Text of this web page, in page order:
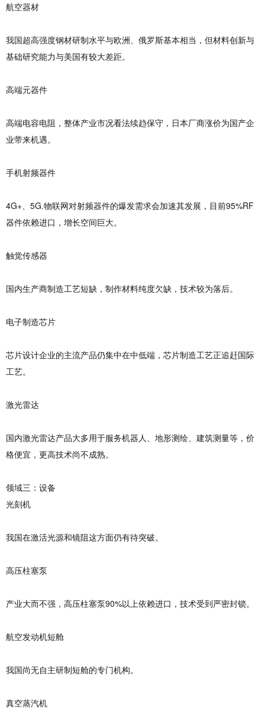
航空器材
我国超高强度钢材研制水平与欧洲、俄罗斯基本相当，但材料创新与
基础研究能力与美国有较大差距。
高端元器件
高端电容电阻，整体产业市况看法续趋保守，日本厂商涨价为国产企
业带来机遇。
手机射频器件
4G+、5G.物联网对射频器件的爆发需求会加速其发展，目前95%RF
器件依赖进口，增长空间巨大。
触觉传感器
国内生产商制造工艺短缺，制作材料纯度欠缺，技术较为落后。
电子制造芯片
芯片设计企业的主流产品仍集中在中低端，芯片制造工艺正追赶国际
工艺。
激光雷达
国内激光雷达产品大多用于服务机器人、地形测绘、建筑测量等，价
格便宜，更高技术尚不成熟。
领域三：设备
光刻机
我国在激活光源和镜阻这方面仍有待突破。
高压柱塞泵
产业大而不强，高压柱塞泵90%以上依赖进口，技术受到严密封锁。
航空发动机短舱
我国尚无自主研制短舱的专门机构。
真空蒸汽机